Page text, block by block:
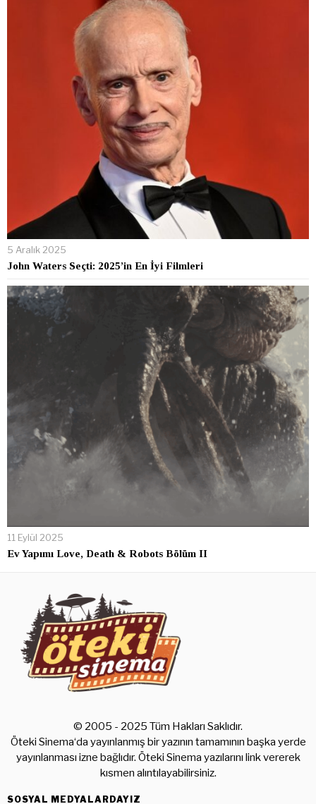
5 Aralık 2025
John Waters Seçti: 2025’in En İyi Filmleri
11 Eylül 2025
Ev Yapımı Love, Death & Robots Bölüm II
© 2005 - 2025 Tüm Hakları Saklıdır.
Öteki Sinema‘da yayınlanmış bir yazının tamamının başka yerde
yayınlanması izne bağlıdır. Öteki Sinema yazılarını link vererek
kısmen alıntılayabilirsiniz.
SOSYAL MEDYALARDAYIZ